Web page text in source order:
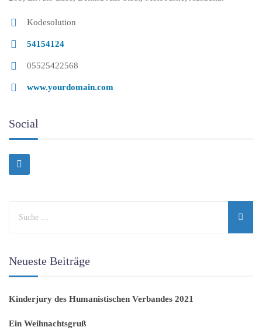
Kodesolution
54154124
05525422568
www.yourdomain.com
Social
Neueste Beiträge
Kinderjury des Humanistischen Verbandes 2021
Ein Weihnachtsgruß